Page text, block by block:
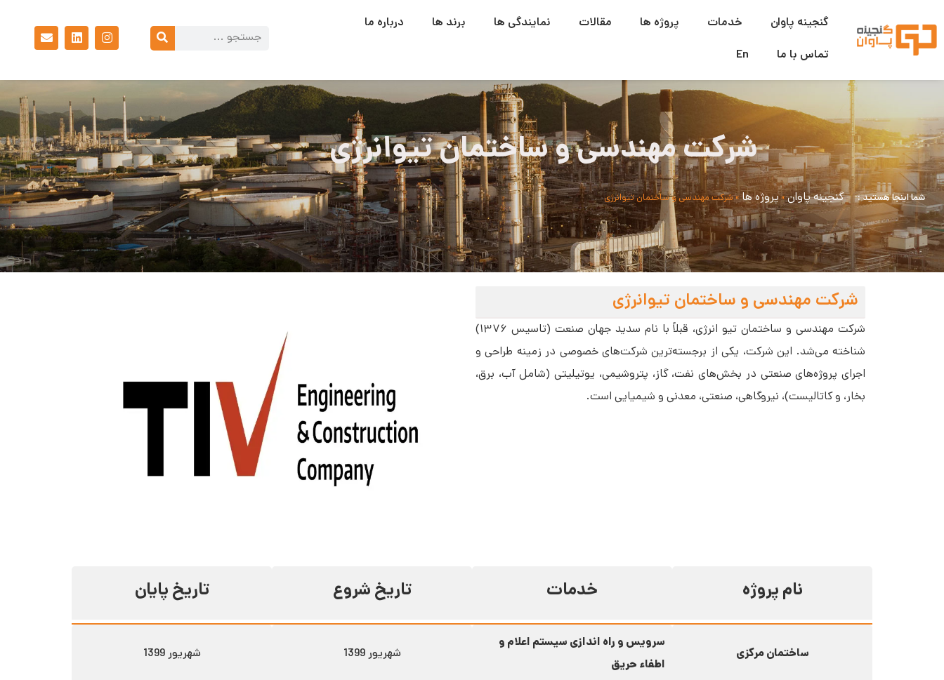
گنجینه پاوان خدمات پروژه ها مقالات نمایندگی ها برند ها
درباره ما
تماس با ما
En
شرکت مهندسی و ساختمان تیوانرژی
شما اینجا هستید : گنجینه پاوان»پروژه ها»شرکت مهندسی و ساختمان تیوانرژی
شرکت مهندسی و ساختمان تیوانرژی
شرکت مهندسی و ساختمان تیو انرژی، قبلاً با نام سدید جهان صنعت (تاسیس ۱۳۷۶)
شناخته می‌شد. این شرکت، یکی از برجسته‌ترین شرکت‌های خصوصی در زمینه طراحی و
اجرای پروژه‌های صنعتی در بخش‌های نفت، گاز، پتروشیمی، یوتیلیتی (شامل آب، برق،
بخار، و کاتالیست)، نیروگاهی، صنعتی، معدنی و شیمیایی است.
نام پروژه خدمات تاریخ شروع تاریخ پایان
ساختمان مرکزی
سرویس و راه اندازی سیستم اعلام و
اطفاء حریق
شهریور 1399 شهریور 1399